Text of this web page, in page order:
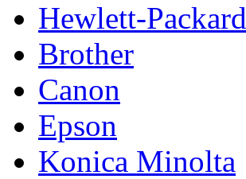
Hewlett-Packard
Brother
Canon
Epson
Konica Minolta